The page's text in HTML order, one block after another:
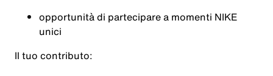
opportunità di partecipare a momenti NIKE
unici
Il tuo contributo: